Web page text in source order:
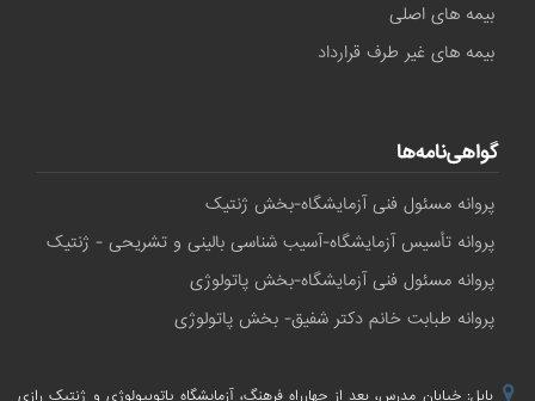
بیمه های اصلی
بیمه های غیر طرف قرارداد
گواهی‌نامه‌ها
پروانه مسئول فنی آزمایشگاه-بخش ژنتیک
پروانه تأسیس آزمایشگاه-آسیب شناسی بالینی و تشریحی - ژنتیک
پروانه مسئول فنی آزمایشگاه-بخش پاتولوژی
پروانه طبابت خانم دکتر شفیق- بخش پاتولوژی
بابل: خیابان مدرس، بعد از چهارراه فرهنگ، آزمایشگاه پاتوبیولوژی و ژنتیک رازی